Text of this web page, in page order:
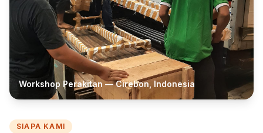
Workshop Perakitan — Cirebon, Indonesia
SIAPA KAMI